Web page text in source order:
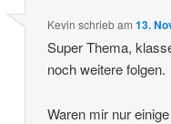
Kevin schriebam13.
Super Thema,
noch weitere folgen.
Waren mir nur